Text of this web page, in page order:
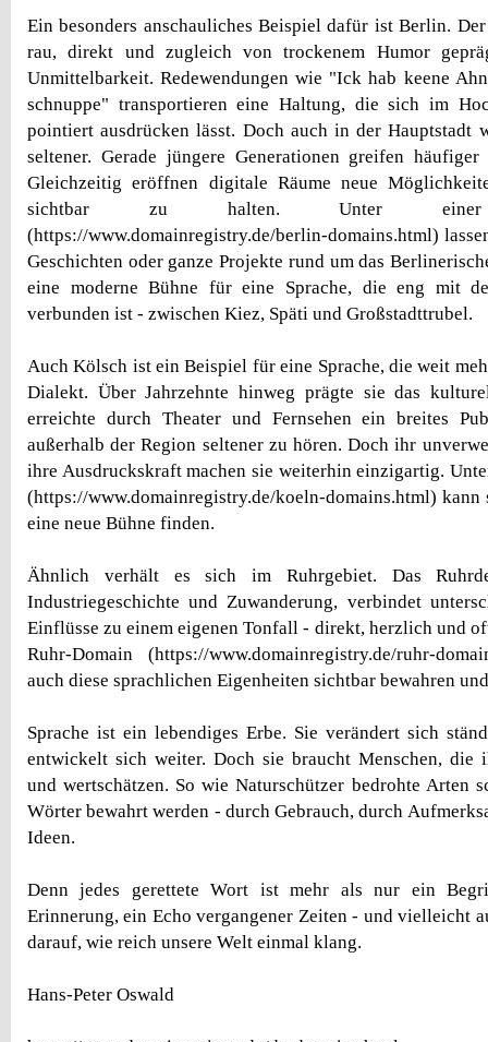
Ein besonders anschauliches Beispiel dafür ist Berlin.
rau, direkt und zugleich von trockenem Humor
Unmittelbarkeit. Redewendungen wie "Ick hab keene
schnuppe" transportieren eine Haltung, die sich im
pointiert ausdrücken lässt. Doch auch in der Hauptstadt
seltener. Gerade jüngere Generationen greifen häufiger
Gleichzeitig eröffnen digitale Räume neue
sichtbar zu halten. Unter einer
(https://www.domainregistry.de/berlin-domains.html)
Geschichten oder ganze Projekte rund um das
eine moderne Bühne für eine Sprache, die eng mit
verbunden ist - zwischen Kiez, Späti und Großstadttrubel.
Auch Kölsch ist ein Beispiel für eine Sprache, die weit
Dialekt. Über Jahrzehnte hinweg prägte sie das
erreichte durch Theater und Fernsehen ein breites
außerhalb der Region seltener zu hören. Doch ihr
ihre Ausdruckskraft machen sie weiterhin einzigartig.
(https://www.domainregistry.de/koeln-domains.html)
eine neue Bühne finden.
Ähnlich verhält es sich im Ruhrgebiet. Das
Industriegeschichte und Zuwanderung, verbindet
Einflüsse zu einem eigenen Tonfall - direkt, herzlich und
Ruhr-Domain (https://www.domainregistry.de/ruhr-
auch diese sprachlichen Eigenheiten sichtbar bewahren
Sprache ist ein lebendiges Erbe. Sie verändert sich
entwickelt sich weiter. Doch sie braucht Menschen, die
und wertschätzen. So wie Naturschützer bedrohte Arten
Wörter bewahrt werden - durch Gebrauch, durch
Ideen.
Denn jedes gerettete Wort ist mehr als nur ein
Erinnerung, ein Echo vergangener Zeiten - und vielleicht
darauf, wie reich unsere Welt einmal klang.
Hans-Peter Oswald